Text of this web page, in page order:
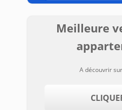
Meilleure
A découvrir